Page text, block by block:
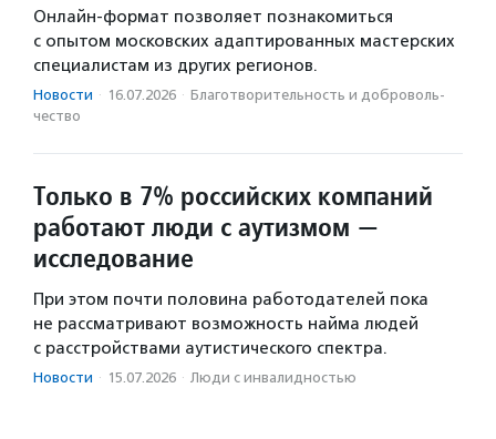
Онлайн-формат позволяет познакомиться
с опытом московских адаптированных мастерских
специалистам из других регионов.
Новости · 16.07.2026 · Благотвори­тель­ность и доброволь­
чест­во
Только в 7% российских компаний
работают люди с аутизмом —
исследование
При этом почти половина работодателей пока
не рассматривают возможность найма людей
с расстройствами аутистического спектра.
Новости · 15.07.2026 · Люди с инвалидностью